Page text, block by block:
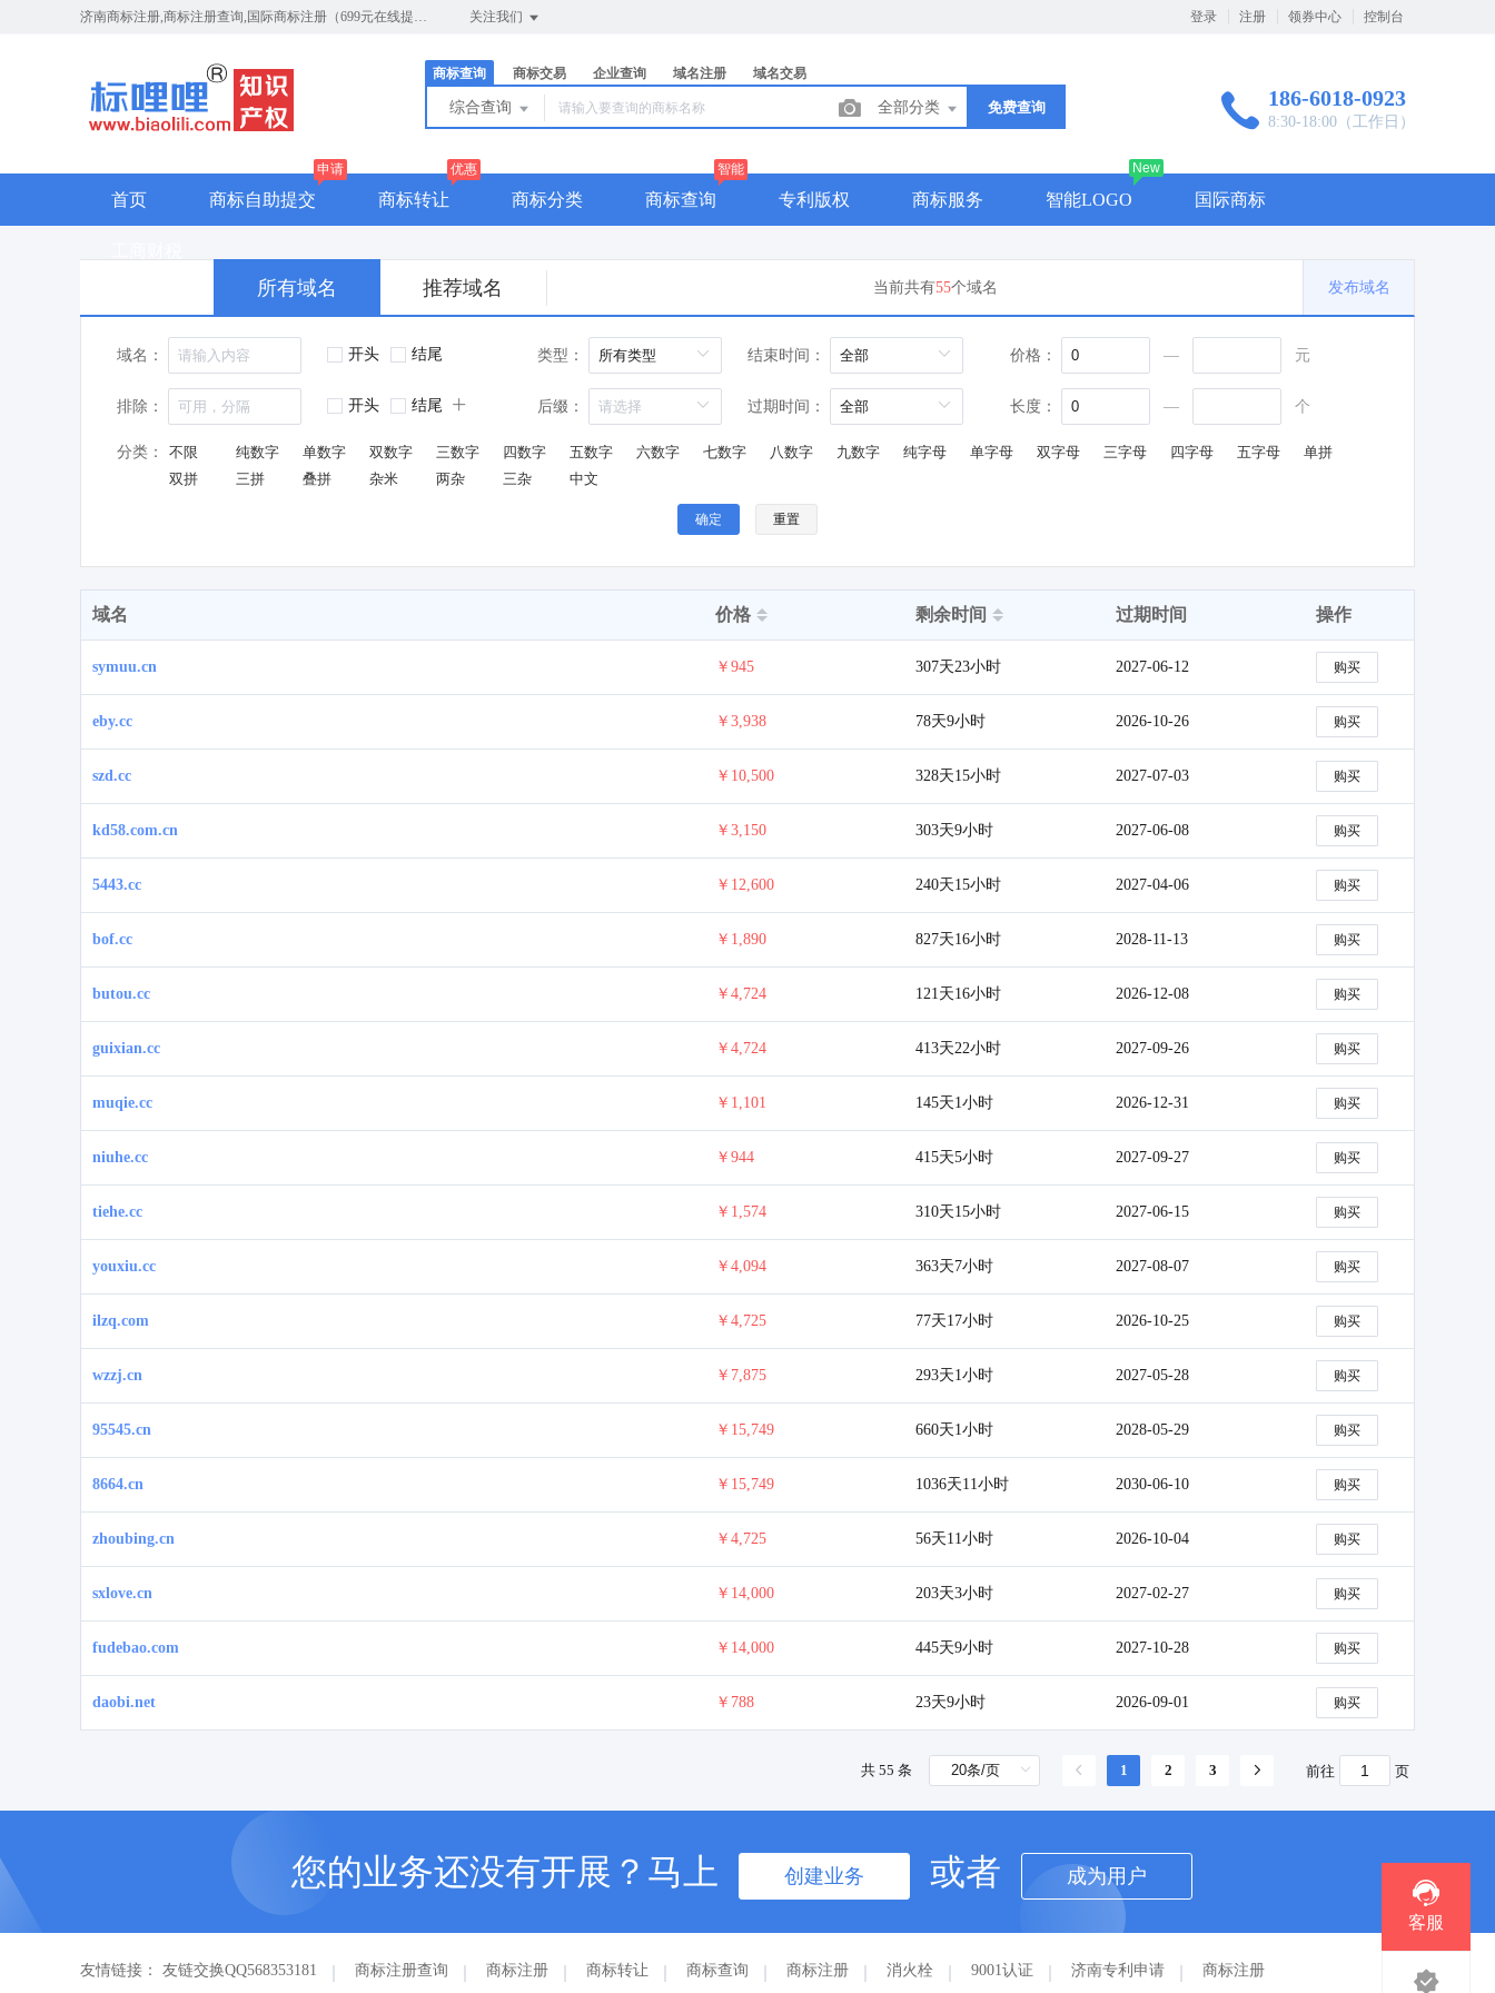
济南商标注册,商标注册查询,国际商标注册（699元在线提交） 关注我们 登录 注册 领券中心 控制台
商标查询 商标交易 企业查询 域名注册 域名交易
综合查询 全部分类 免费查询 186-6018-0923
8:30-18:00（工作日）
首页 商标自助提交
申请
商标转让
优惠
商标分类 商标查询
智能
专利版权 商标服务 智能LOGO
New
国际商标
所有域名 推荐域名 当前共有55个域名 发布域名
域名： 开头 结尾 类型： 结束时间： 价格： — 元
排除： 开头 结尾 后缀： 过期时间： 长度： — 个
分类： 不限 纯数字 单数字 双数字 三数字 四数字 五数字 六数字 七数字 八数字 九数字 纯字母 单字母 双字母 三字母 四字母 五字母
单拼
双拼
三拼 叠拼 杂米 两杂 三杂 中文
确定 重置
域名 价格 剩余时间 过期时间 操作
symuu.cn ￥945 307天23小时 2027-06-12 购买
eby.cc ￥3,938 78天9小时 2026-10-26 购买
szd.cc ￥10,500 328天15小时 2027-07-03 购买
kd58.com.cn ￥3,150 303天9小时 2027-06-08 购买
5443.cc ￥12,600 240天15小时 2027-04-06 购买
bof.cc ￥1,890 827天16小时 2028-11-13 购买
butou.cc ￥4,724 121天16小时 2026-12-08 购买
guixian.cc ￥4,724 413天22小时 2027-09-26 购买
muqie.cc ￥1,101 145天1小时 2026-12-31 购买
niuhe.cc ￥944 415天5小时 2027-09-27 购买
tiehe.cc ￥1,574 310天15小时 2027-06-15 购买
youxiu.cc ￥4,094 363天7小时 2027-08-07 购买
ilzq.com ￥4,725 77天17小时 2026-10-25 购买
wzzj.cn ￥7,875 293天1小时 2027-05-28 购买
95545.cn ￥15,749 660天1小时 2028-05-29 购买
8664.cn ￥15,749 1036天11小时 2030-06-10 购买
zhoubing.cn ￥4,725 56天11小时 2026-10-04 购买
sxlove.cn ￥14,000 203天3小时 2027-02-27 购买
fudebao.com ￥14,000 445天9小时 2027-10-28 购买
daobi.net ￥788 23天9小时 2026-09-01 购买
共 55 条 1 2 3 前往 页
您的业务还没有开展？马上 创建业务 或者 成为用户
友情链接： 友链交换QQ568353181 商标注册查询 商标注册 商标转让 商标查询 商标注册 消火栓 9001认证 济南专利申请 商标注册
客服